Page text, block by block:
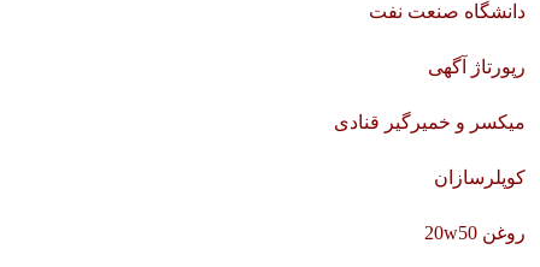
دانشگاه صنعت نفت
رپورتاژ آگهی
میکسر و خمیرگیر قنادی
کوپلرسازان
روغن 20w50